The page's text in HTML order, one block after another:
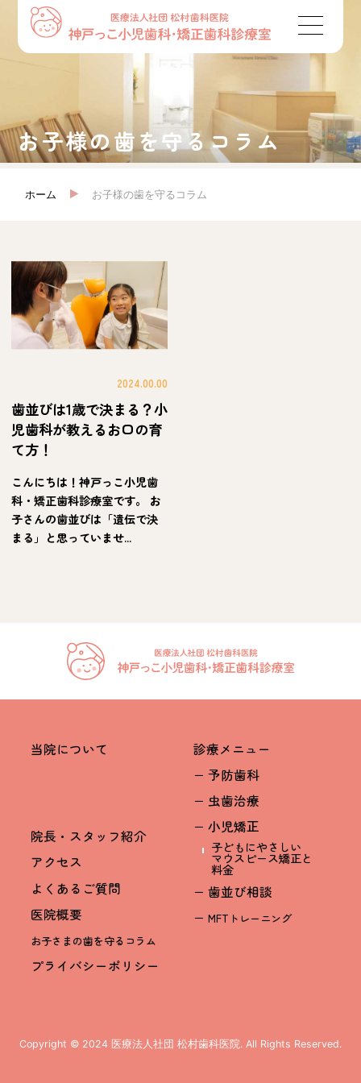
お子様の歯を守るコラム
ホーム お子様の歯を守るコラム
2024.00.00
歯並びは1歳で決まる？小
児歯科が教えるお口の育
て方！
こんにちは！神戸っこ小児歯
科・矯正歯科診療室です。 お
子さんの歯並びは「遺伝で決
まる」と思っていませ...
当院について
診療メニュー
− 予防歯科
− 虫歯治療
− 小児矯正
子どもにやさしい
マウスピース矯正と
料金
− 歯並び相談
− MFTトレーニング
院長・スタッフ紹介
アクセス
よくあるご質問
医院概要
お子さまの歯を守るコラム
プライバシーポリシー
Copyright © 2024 医療法人社団 松村歯科医院. All Rights Reserved.